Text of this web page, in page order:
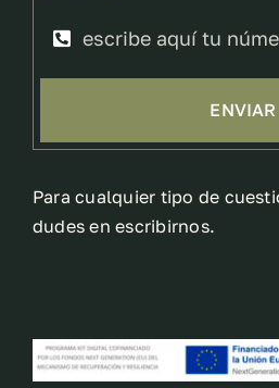
ENVIAR
Para cualquier tipo de
dudes en escribirnos.